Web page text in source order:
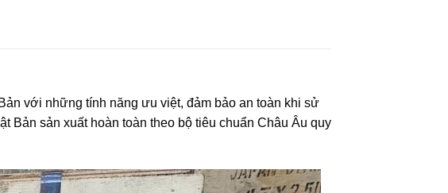
với những tính năng ưu việt, đảm bảo an toàn khi sử
Bản sản xuất hoàn toàn theo bộ tiêu chuẩn Châu Âu quy